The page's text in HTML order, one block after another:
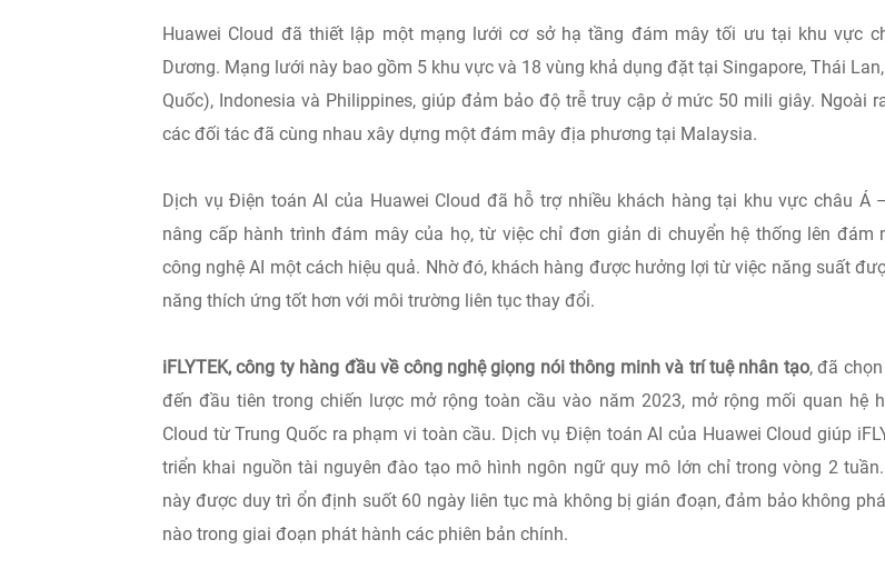
Huawei Cloud đã thiết lập một mạng lưới cơ sở hạ tầng đám mây tối ưu tại khu vực
Dương. Mạng lưới này bao gồm 5 khu vực và 18 vùng khả dụng đặt tại Singapore, Thái
Quốc), Indonesia và Philippines, giúp đảm bảo độ trễ truy cập ở mức 50 mili giây. Ngoài
các đối tác đã cùng nhau xây dựng một đám mây địa phương tại Malaysia.
Dịch vụ Điện toán AI của Huawei Cloud đã hỗ trợ nhiều khách hàng tại khu vực châu Á
nâng cấp hành trình đám mây của họ, từ việc chỉ đơn giản di chuyển hệ thống lên đám
công nghệ AI một cách hiệu quả. Nhờ đó, khách hàng được hưởng lợi từ việc năng suất
năng thích ứng tốt hơn với môi trường liên tục thay đổi.
iFLYTEK, công ty hàng đầu về công nghệ giọng nói thông minh và trí tuệ nhân tạo, đã
đến đầu tiên trong chiến lược mở rộng toàn cầu vào năm 2023, mở rộng mối quan hệ
Cloud từ Trung Quốc ra phạm vi toàn cầu. Dịch vụ Điện toán AI của Huawei Cloud giúp
triển khai nguồn tài nguyên đào tạo mô hình ngôn ngữ quy mô lớn chỉ trong vòng 2
này được duy trì ổn định suốt 60 ngày liên tục mà không bị gián đoạn, đảm bảo không
nào trong giai đoạn phát hành các phiên bản chính.